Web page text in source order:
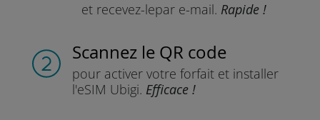
et recevez-lepar e-mail. Rapide !
Scannez le QR code
pour activer votre forfaitet installer
l'eSIM Ubigi. Efficace !